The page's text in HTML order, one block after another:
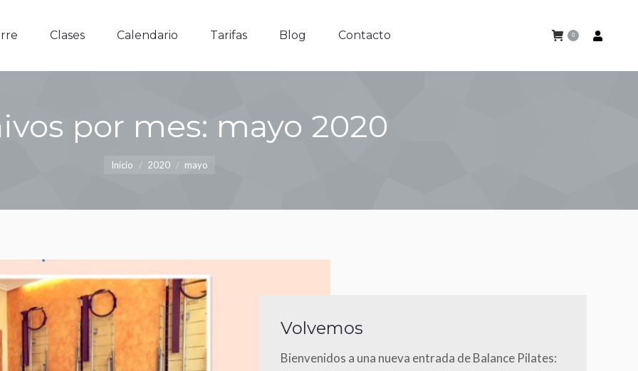
Clases Calendario Tarifas Blog Contacto 0
por mes: mayo 2020
Inicio 2020 mayo
Volvemos
Bienvenidos a una nueva entrada de Balance Pilates: